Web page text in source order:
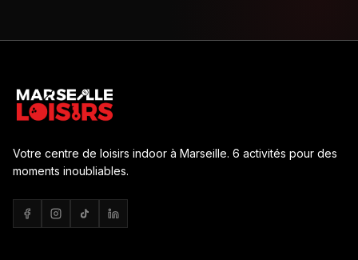
Votre centre de loisirs indoor à Marseille. 6 activités pour des
moments inoubliables.